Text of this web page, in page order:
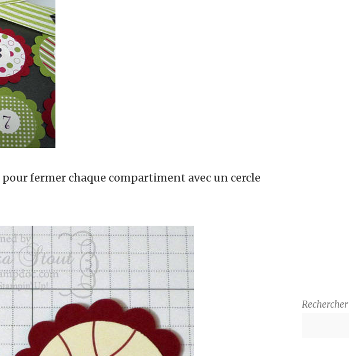
fermer chaque compartiment avec un cercle
Rechercher